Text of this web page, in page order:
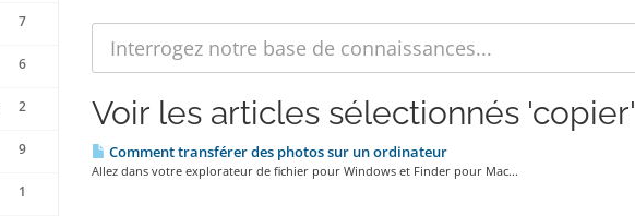
7
6
2
9
1
Voir les articles sélectionnés 'copier'
Comment transférer des photos sur un ordinateur
Allez dans votre explorateur de fichier pour Windows et Finder pour Mac...